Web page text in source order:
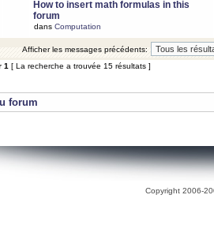
How to insert math formulas in this
forum
dans Computation
Afficher les messages précédents:
1 [ La recherche a trouvée 15 résultats ]
forum
Copyright 2006-